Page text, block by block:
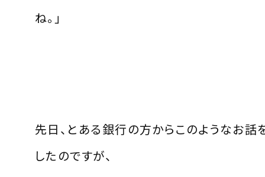
ね。」
先日、とある銀行の方からこのようなお話
したのですが、